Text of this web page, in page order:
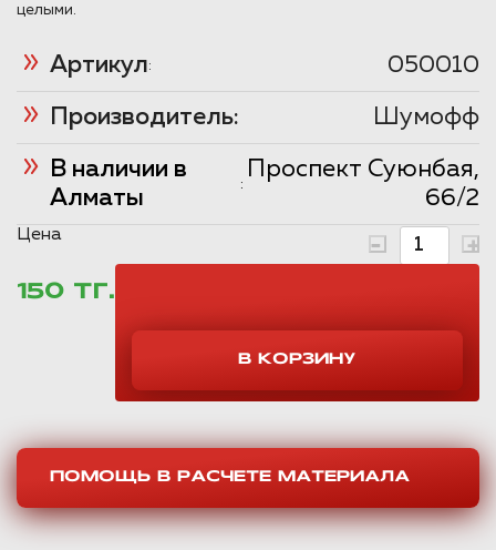
целыми.
Артикул: 050010
Производитель: Шумофф
В наличии в
Алматы
:
Проспект Суюнбая,
66/2
Цена
150 ТГ.
ПОМОЩЬ В РАСЧЕТЕ МАТЕРИАЛА